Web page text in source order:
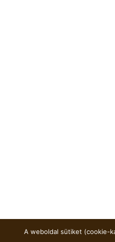
A weboldal sütiket (cookie-